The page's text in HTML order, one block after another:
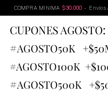
COMPRA MINIMA $30.000 - Envíos
CUPONES AGOSTO:
#AGOSTO50K
#AGOSTO100K
#AGOSTO500K